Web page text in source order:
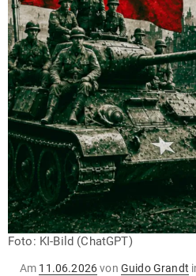
Foto: KI-Bild (ChatGPT)
Am Gepostet
11.06.2026von Guido Grandt